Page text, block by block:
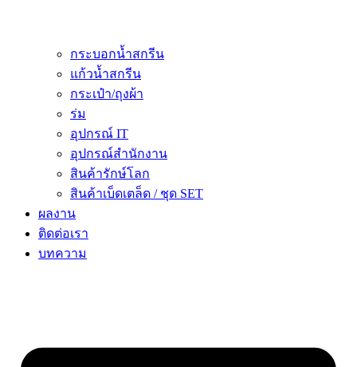
กระบอกน้ำสกรีน
แก้วน้ำสกรีน
กระเป๋า/ถุงผ้า
ร่ม
อุปกรณ์ IT
อุปกรณ์สำนักงาน
สินค้ารักษ์โลก
สินค้าเบ็ดเตล็ด / ชุด SET
ผลงาน
ติดต่อเรา
บทความ